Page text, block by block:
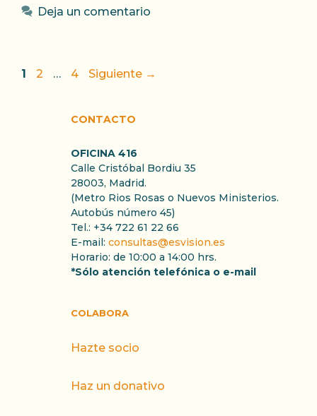
Deja un comentario
Página
1 Página
2 … Página
4 Siguiente →
CONTACTO
OFICINA 416
Calle Cristóbal Bordiu 35
28003, Madrid.
(Metro Rios Rosas o Nuevos Ministerios.
Autobús número 45)
Tel.: +34 722 61 22 66
E-mail: consultas@esvision.es
Horario: de 10:00 a 14:00 hrs.
*Sólo atención telefónica o e-mail
COLABORA
Hazte socio
Haz un donativo